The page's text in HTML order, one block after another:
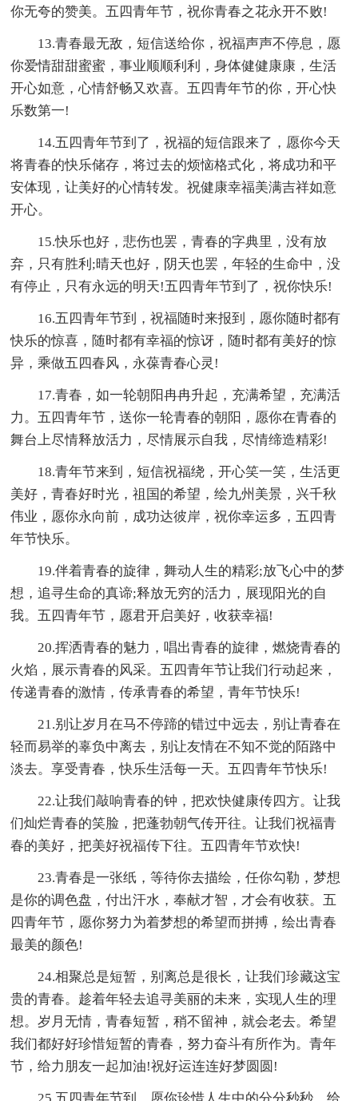
你无夸的赞美。五四青年节，祝你青春之花永开不败!
13.青春最无敌，短信送给你，祝福声声不停息，愿
你爱情甜甜蜜蜜，事业顺顺利利，身体健健康康，生活
开心如意，心情舒畅又欢喜。五四青年节的你，开心快
乐数第一!
14.五四青年节到了，祝福的短信跟来了，愿你今天
将青春的快乐储存，将过去的烦恼格式化，将成功和平
安体现，让美好的心情转发。祝健康幸福美满吉祥如意
开心。
15.快乐也好，悲伤也罢，青春的字典里，没有放
弃，只有胜利;晴天也好，阴天也罢，年轻的生命中，没
有停止，只有永远的明天!五四青年节到了，祝你快乐!
16.五四青年节到，祝福随时来报到，愿你随时都有
快乐的惊喜，随时都有幸福的惊讶，随时都有美好的惊
异，乘做五四春风，永葆青春心灵!
17.青春，如一轮朝阳冉冉升起，充满希望，充满活
力。五四青年节，送你一轮青春的朝阳，愿你在青春的
舞台上尽情释放活力，尽情展示自我，尽情缔造精彩!
18.青年节来到，短信祝福绕，开心笑一笑，生活更
美好，青春好时光，祖国的希望，绘九州美景，兴千秋
伟业，愿你永向前，成功达彼岸，祝你幸运多，五四青
年节快乐。
19.伴着青春的旋律，舞动人生的精彩;放飞心中的梦
想，追寻生命的真谛;释放无穷的活力，展现阳光的自
我。五四青年节，愿君开启美好，收获幸福!
20.挥洒青春的魅力，唱出青春的旋律，燃烧青春的
火焰，展示青春的风采。五四青年节让我们行动起来，
传递青春的激情，传承青春的希望，青年节快乐!
21.别让岁月在马不停蹄的错过中远去，别让青春在
轻而易举的辜负中离去，别让友情在不知不觉的陌路中
淡去。享受青春，快乐生活每一天。五四青年节快乐!
22.让我们敲响青春的钟，把欢快健康传四方。让我
们灿烂青春的笑脸，把蓬勃朝气传开往。让我们祝福青
春的美好，把美好祝福传下往。五四青年节欢快!
23.青春是一张纸，等待你去描绘，任你勾勒，梦想
是你的调色盘，付出汗水，奉献才智，才会有收获。五
四青年节，愿你努力为着梦想的希望而拼搏，绘出青春
最美的颜色!
24.相聚总是短暂，别离总是很长，让我们珍藏这宝
贵的青春。趁着年轻去追寻美丽的未来，实现人生的理
想。岁月无情，青春短暂，稍不留神，就会老去。希望
我们都好好珍惜短暂的青春，努力奋斗有所作为。青年
节，给力朋友一起加油!祝好运连连好梦圆圆!